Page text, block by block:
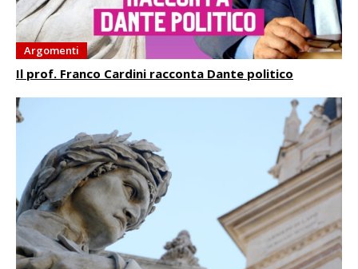
Argomenti
Il prof. Franco Cardini racconta Dante politico